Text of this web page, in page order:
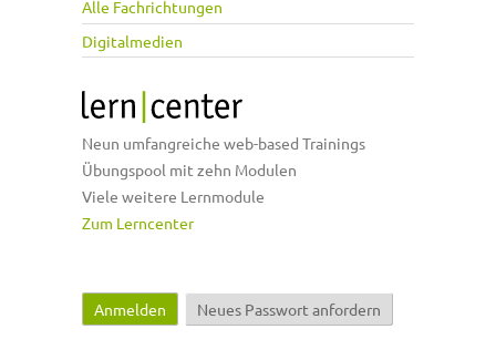
Alle Fachrichtungen
Digitalmedien
Neun umfangreiche web-based Trainings
Übungspool mit zehn Modulen
Viele weitere Lernmodule
Zum Lerncenter
Haupt-Reiter
Anmelden (aktiver Reiter)
Neues Passwort anfordern